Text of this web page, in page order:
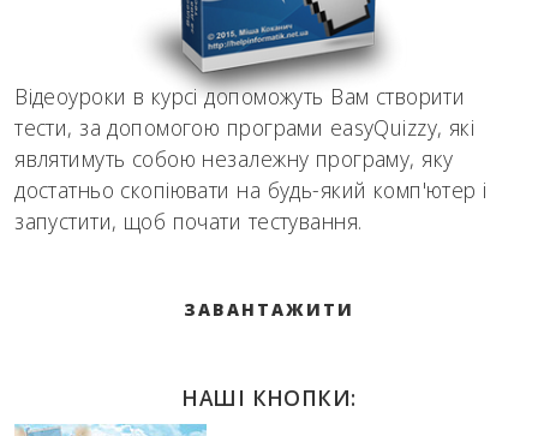
Відеоуроки в курсі допоможуть Вам створити
тести, за допомогою програми easyQuizzy, які
являтимуть собою незалежну програму, яку
достатньо скопіювати на будь-який комп'ютер і
запустити, щоб почати тестування.
ЗАВАНТАЖИТИ
НАШІ КНОПКИ: